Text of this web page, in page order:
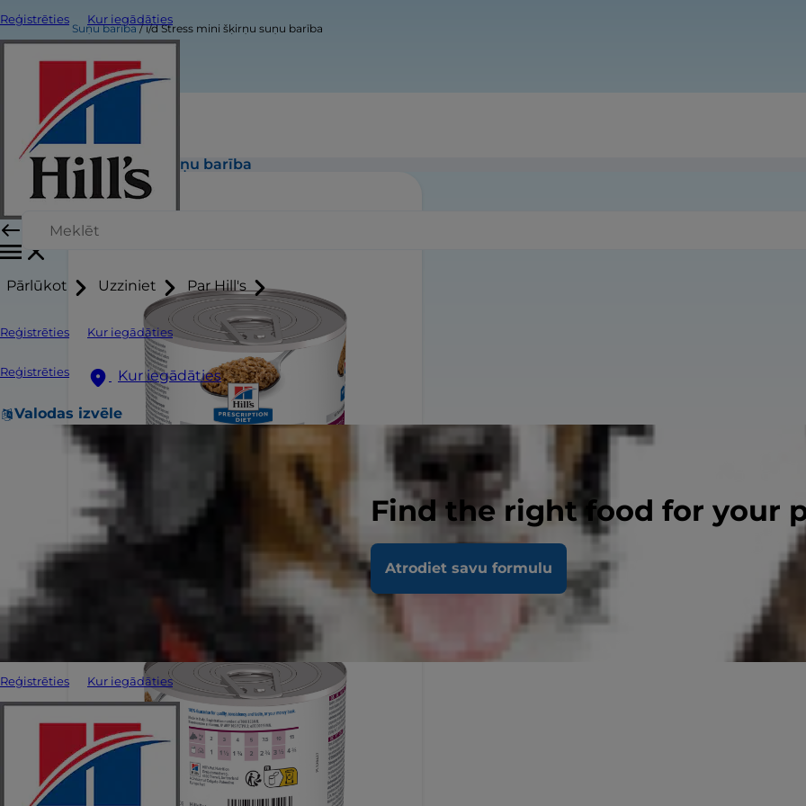
Reģistrēties Kur iegādāties
Pārlūkot Uzziniet Par Hill's
Reģistrēties Kur iegādāties
Reģistrēties Kur iegādāties
Valodas izvēle
Find the right food for your
Atrodiet savu formulu
Reģistrēties Kur iegādāties
Suņu barība i/d Stress mini šķirņu suņu barība
i/d Stress mini šķirņu suņu barība